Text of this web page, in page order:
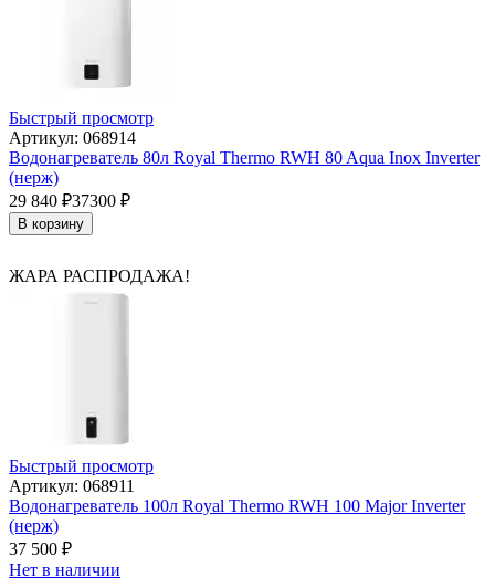
Быстрый просмотр
Артикул: 068914
Водонагреватель 80л Royal Thermo RWH 80 Aqua Inox Inverter
(нерж)
29 840 ₽37300 ₽
В корзину
ЖАРА РАСПРОДАЖА!
Быстрый просмотр
Артикул: 068911
Водонагреватель 100л Royal Thermo RWH 100 Major Inverter
(нерж)
37 500 ₽
Нет в наличии